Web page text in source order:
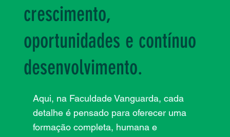
crescimento,
oportunidades e contínuo
desenvolvimento.
Aqui, na Faculdade Vanguarda, cada
detalhe é pensado para oferecer uma
formação completa, humana e